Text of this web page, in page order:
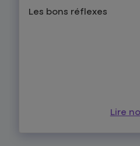
Les bons réflexes
Lire